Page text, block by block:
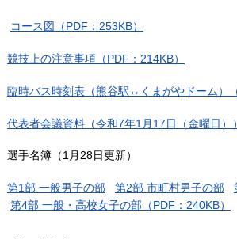
コース図（PDF：253KB）
競技上の注意事項（PDF：214KB）
臨時バス時刻表（熊谷駅↔くまがやドーム）
代表者会議資料（令和7年1月17日（金曜日）
選手名簿（1月28日更新）
第1部 一般男子の部 第2部 市町村男子の部
第4部 一般・高校女子の部（PDF：240KB）